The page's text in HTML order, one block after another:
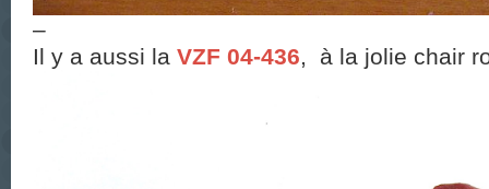
–
Il y a aussi la VZF 04-436, à la jolie chair